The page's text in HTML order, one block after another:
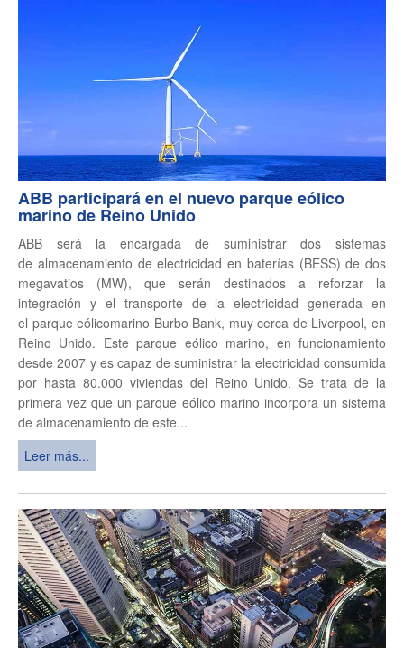
ABB participará en el nuevo parque eólico
marino de Reino Unido
ABB será la encargada de suministrar dos sistemas
de almacenamiento de electricidad en baterías (BESS) de dos
megavatios (MW), que serán destinados a reforzar la
integración y el transporte de la electricidad generada en
el parque eólicomarino Burbo Bank, muy cerca de Liverpool, en
Reino Unido. Este parque eólico marino, en funcionamiento
desde 2007 y es capaz de suministrar la electricidad consumida
por hasta 80.000 viviendas del Reino Unido. Se trata de la
primera vez que un parque eólico marino incorpora un sistema
de almacenamiento de este...
Leer más...